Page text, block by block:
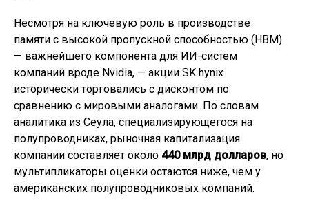
Несмотря на ключевую роль в производстве
памяти с высокой пропускной способностью (HBM)
— важнейшего компонента для ИИ-систем
компаний вроде Nvidia, — акции SK hynix
исторически торговались с дисконтом по
сравнению с мировыми аналогами. По словам
аналитика из Сеула, специализирующегося на
полупроводниках, рыночная капитализация
компании составляет около 440 млрд долларов, но
мультипликаторы оценки остаются ниже, чем у
американских полупроводниковых компаний.